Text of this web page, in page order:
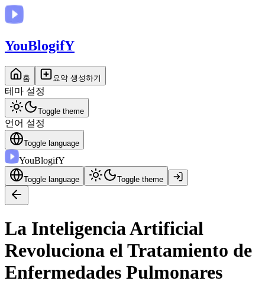
YouBlogifY
홈 요약 생성하기
테마 설정
Toggle theme
언어 설정
Toggle language
YouBlogifY
Toggle language Toggle theme
La Inteligencia Artificial
Revoluciona el Tratamiento de
Enfermedades Pulmonares